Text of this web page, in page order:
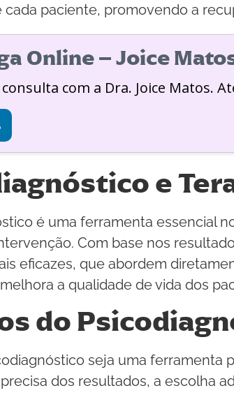
cada paciente, promovendo a
Online – Joice
com a Dra. Joice Matos.
e
é uma ferramenta essencial
Com base nos
eficazes, que abordem
a qualidade de vida dos
do
seja uma ferramenta
dos resultados, a escolha